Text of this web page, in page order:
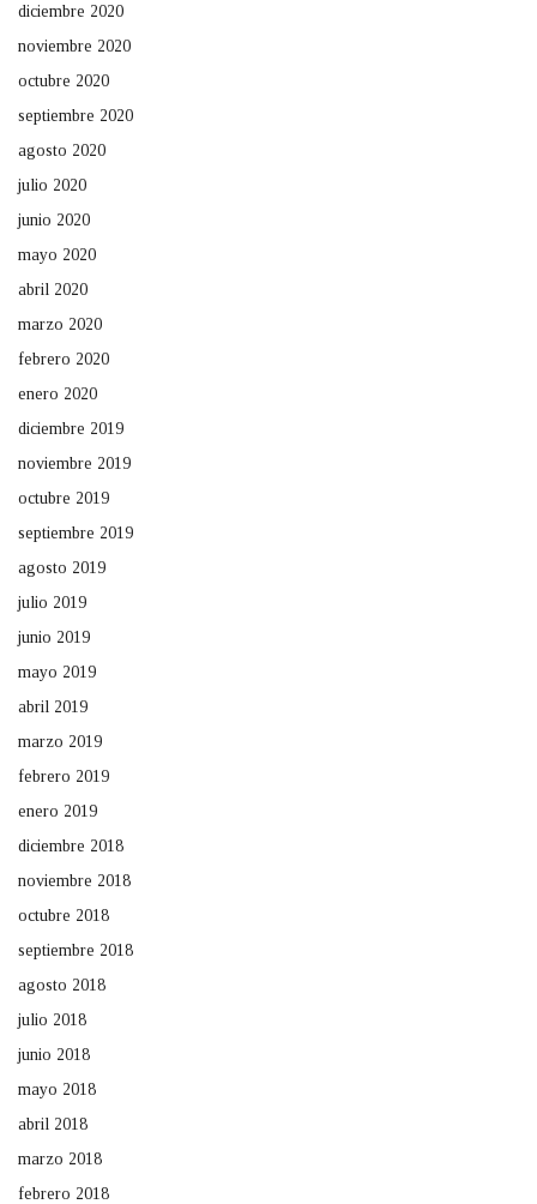
diciembre 2020
noviembre 2020
octubre 2020
septiembre 2020
agosto 2020
julio 2020
junio 2020
mayo 2020
abril 2020
marzo 2020
febrero 2020
enero 2020
diciembre 2019
noviembre 2019
octubre 2019
septiembre 2019
agosto 2019
julio 2019
junio 2019
mayo 2019
abril 2019
marzo 2019
febrero 2019
enero 2019
diciembre 2018
noviembre 2018
octubre 2018
septiembre 2018
agosto 2018
julio 2018
junio 2018
mayo 2018
abril 2018
marzo 2018
febrero 2018